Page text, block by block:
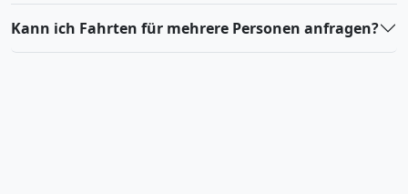
Kann ich Fahrten für mehrere Personen anfragen?